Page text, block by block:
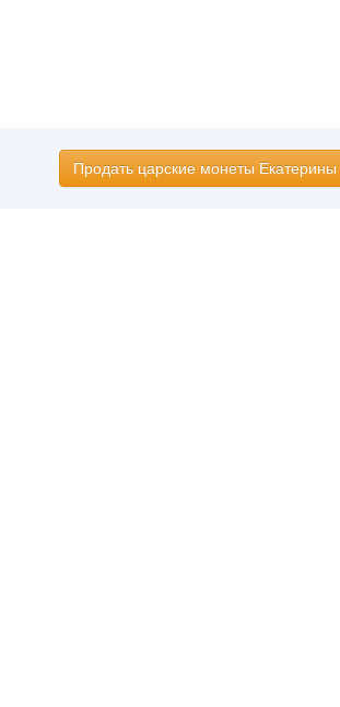
Продать царские монеты